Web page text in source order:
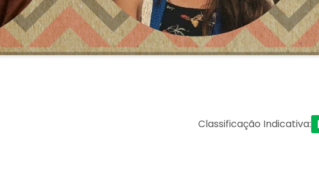
Classificação Indicativa: